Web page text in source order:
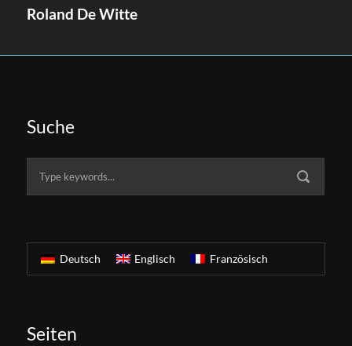
Roland De Witte
Suche
Deutsch Englisch Französisch
Seiten